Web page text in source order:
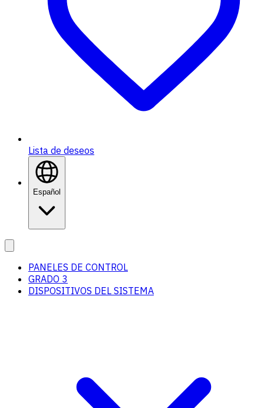
Lista de deseos
Español
PANELES DE CONTROL
GRADO 3
DISPOSITIVOS DEL SISTEMA